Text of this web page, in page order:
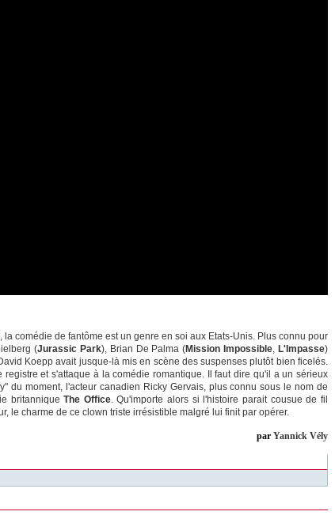
, la comédie de fantôme est un genre en soi aux Etats-Unis. Plus connu pour
(Jurassic Park), Brian De Palma (Mission Impossible, L'Impasse)
Koepp avait jusque-là mis en scène des suspenses plutôt bien ficelés.
registre et s'attaque à la comédie romantique. Il faut dire qu'il a un sérieux
du moment, l'acteur canadien Ricky Gervais, plus connu sous le nom de
britanniqueThe Office. Qu'importe alors si l'histoire parait cousue de fil
le charme de ce clown triste irrésistible malgré lui finit par opérer.
par Yannick Vély